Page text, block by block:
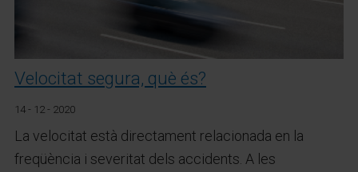
Velocitat segura, què és?
14 - 12 - 2020
La velocitat està directament relacionada en la
freqüència i severitat dels accidents. A les